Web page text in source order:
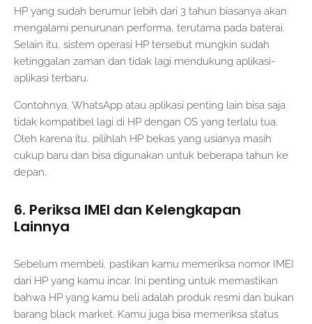
HP yang sudah berumur lebih dari 3 tahun biasanya akan
mengalami penurunan performa, terutama pada baterai.
Selain itu, sistem operasi HP tersebut mungkin sudah
ketinggalan zaman dan tidak lagi mendukung aplikasi-
aplikasi terbaru.
Contohnya, WhatsApp atau aplikasi penting lain bisa saja
tidak kompatibel lagi di HP dengan OS yang terlalu tua.
Oleh karena itu, pilihlah HP bekas yang usianya masih
cukup baru dan bisa digunakan untuk beberapa tahun ke
depan.
6. Periksa IMEI dan Kelengkapan
Lainnya
Sebelum membeli, pastikan kamu memeriksa nomor IMEI
dari HP yang kamu incar. Ini penting untuk memastikan
bahwa HP yang kamu beli adalah produk resmi dan bukan
barang black market. Kamu juga bisa memeriksa status